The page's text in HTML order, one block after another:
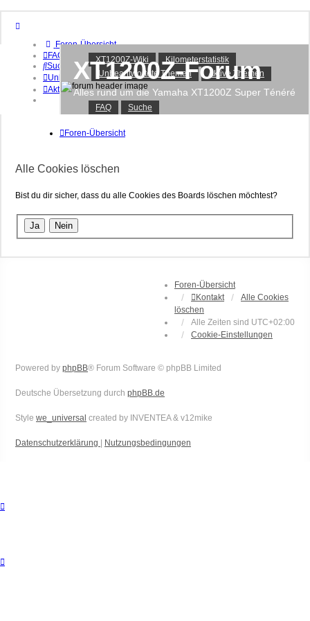
Foren-Übersicht
FAQ
Suche
Unbeantwortete Themen
Aktive Themen
Registrieren
XT1200Z-Wiki
Kilometerstatistik
Unbeantwortete Themen
Aktive Themen
XT1200Z-Forum
Alles rund um die Yamaha XT1200Z Super Ténéré
FAQ Suche
Foren-Übersicht
Alle Cookies löschen
Bist du dir sicher, dass du alle Cookies des Boards löschen möchtest?
Foren-Übersicht
Kontakt
Alle Cookies
löschen
Alle Zeiten sind UTC+02:00
Cookie-Einstellungen
Powered by phpBB® Forum Software © phpBB Limited
Deutsche Übersetzung durch phpBB.de
Style we_universal created by INVENTEA & v12mike
Datenschutzerklärung Nutzungsbedingungen